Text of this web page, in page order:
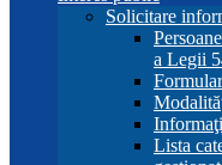
Solicitare
a Legii
Lista